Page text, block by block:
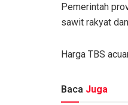
Pemerintah
sawit rakyat
Harga TBS
Baca Juga